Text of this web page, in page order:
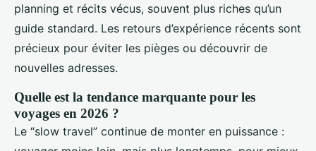
planning et récits vécus, souvent plus riches qu’un
guide standard. Les retours d’expérience récents sont
précieux pour éviter les pièges ou découvrir de
nouvelles adresses.
Quelle est la tendance marquante pour les
voyages en 2026 ?
Le “slow travel” continue de monter en puissance :